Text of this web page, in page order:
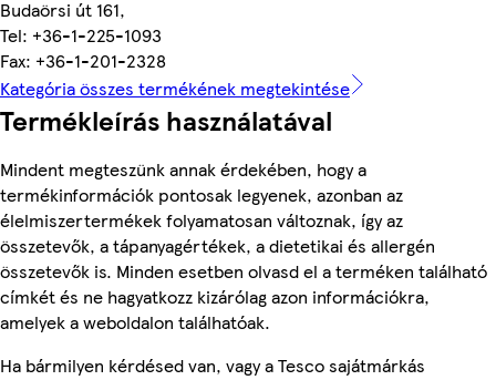
Budaörsi út 161,
Tel: +36-1-225-1093
Fax: +36-1-201-2328
Kategória összes termékének megtekintése
Termékleírás használatával
Mindent megteszünk annak érdekében, hogy a
termékinformációk pontosak legyenek, azonban az
élelmiszertermékek folyamatosan változnak, így az
összetevők, a tápanyagértékek, a dietetikai és allergén
összetevők is. Minden esetben olvasd el a terméken található
címkét és ne hagyatkozz kizárólag azon információkra,
amelyek a weboldalon találhatóak.
Ha bármilyen kérdésed van, vagy a Tesco sajátmárkás